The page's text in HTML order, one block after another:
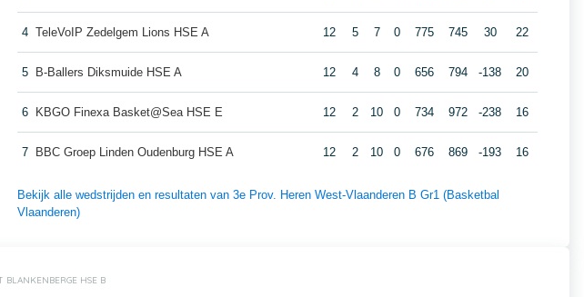
4 TeleVoIP Zedelgem Lions HSE A 12 5 7 0 775 745 30 22
5 B-Ballers Diksmuide HSE A 12 4 8 0 656 794 -138 20
6 KBGO Finexa Basket@Sea HSE E 12 2 10 0 734 972 -238 16
7 BBC Groep Linden Oudenburg HSE A 12 2 10 0 676 869 -193 16
Bekijk alle wedstrijden en resultaten van 3e Prov. Heren West-Vlaanderen B Gr1 (Basketbal
Vlaanderen)
BLANKENBERGE HSE B